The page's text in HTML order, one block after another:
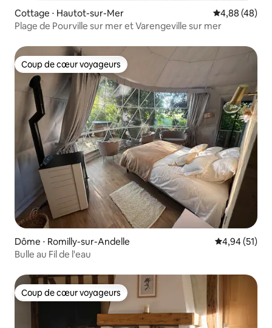
Cottage ⋅ Hautot-sur-Mer Évaluation
4,88 (48)
Plage de Pourville sur mer et Varengeville sur mer
Coup de cœur voyageurs
Coup de cœur voyageurs
Dôme ⋅ Romilly-sur-Andelle Évaluation
4,94 (51)
Bulle au Fil de l'eau
Coup de cœur voyageurs
Coup de cœur voyageurs